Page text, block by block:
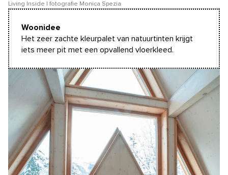
Living Inside | fotografie Monica Spezia
Woonidee
Het zeer zachte kleurpalet van natuurtinten krijgt
iets meer pit met een opvallend vloerkleed.